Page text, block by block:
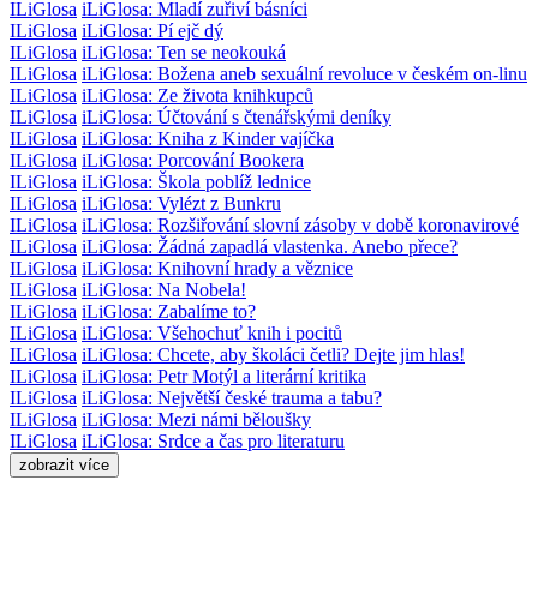
ILiGlosa iLiGlosa: Mladí zuřiví básníci
ILiGlosa iLiGlosa: Pí ejč dý
ILiGlosa iLiGlosa: Ten se neokouká
ILiGlosa iLiGlosa: Božena aneb sexuální revoluce v českém on-linu
ILiGlosa iLiGlosa: Ze života knihkupců
ILiGlosa iLiGlosa: Účtování s čtenářskými deníky
ILiGlosa iLiGlosa: Kniha z Kinder vajíčka
ILiGlosa iLiGlosa: Porcování Bookera
ILiGlosa iLiGlosa: Škola poblíž lednice
ILiGlosa iLiGlosa: Vylézt z Bunkru
ILiGlosa iLiGlosa: Rozšiřování slovní zásoby v době koronavirové
ILiGlosa iLiGlosa: Žádná zapadlá vlastenka. Anebo přece?
ILiGlosa iLiGlosa: Knihovní hrady a věznice
ILiGlosa iLiGlosa: Na Nobela!
ILiGlosa iLiGlosa: Zabalíme to?
ILiGlosa iLiGlosa: Všehochuť knih i pocitů
ILiGlosa iLiGlosa: Chcete, aby školáci četli? Dejte jim hlas!
ILiGlosa iLiGlosa: Petr Motýl a literární kritika
ILiGlosa iLiGlosa: Největší české trauma a tabu?
ILiGlosa iLiGlosa: Mezi námi běloušky
ILiGlosa iLiGlosa: Srdce a čas pro literaturu
zobrazit více